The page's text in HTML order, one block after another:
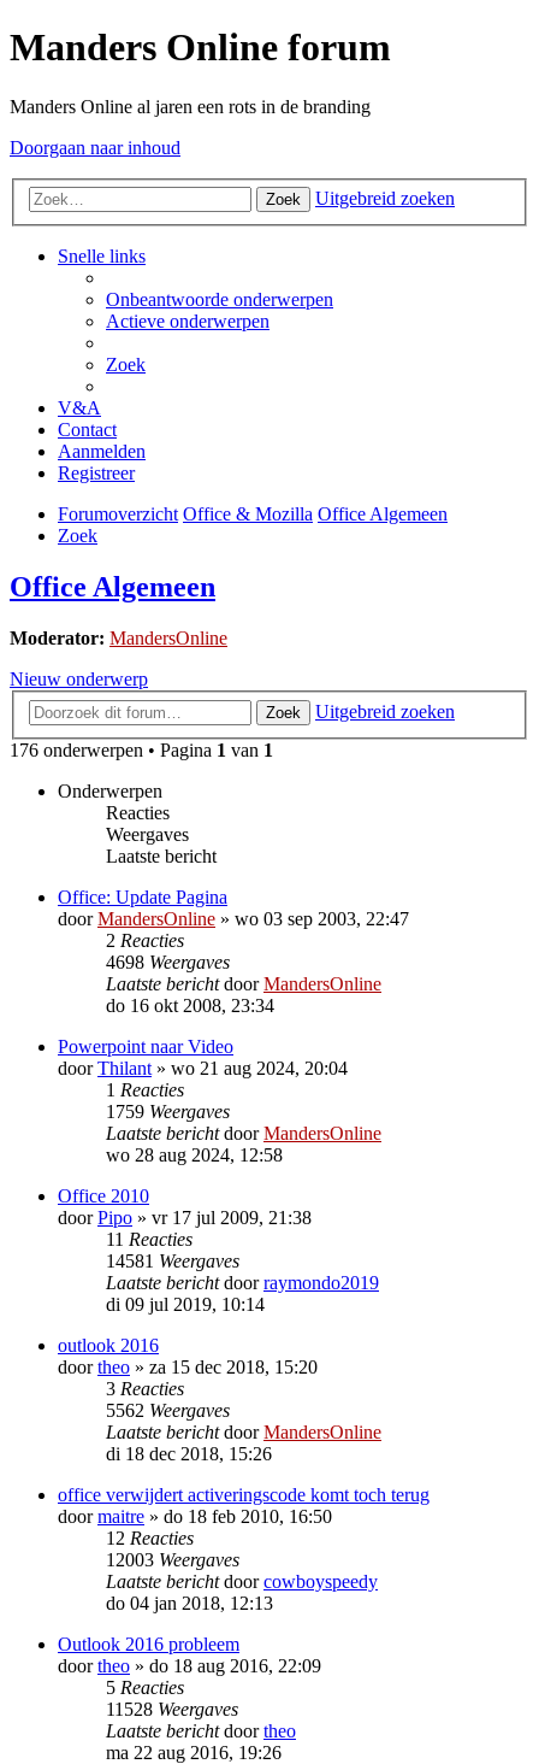
Manders Online forum
Manders Online al jaren een rots in de branding
Doorgaan naar inhoud
Zoek Uitgebreid zoeken
Snelle links
Onbeantwoorde onderwerpen
Actieve onderwerpen
Zoek
V&A
Contact
Aanmelden
Registreer
Forumoverzicht Office & Mozilla Office Algemeen
Zoek
Office Algemeen
Moderator: MandersOnline
Nieuw onderwerp
Zoek
Uitgebreid zoeken
176 onderwerpen • Pagina 1 van 1
Onderwerpen
Reacties
Weergaves
Laatste bericht
Office: Update Pagina
doorMandersOnline » wo 03 sep 2003, 22:47
2 Reacties
4698 Weergaves
Laatste berichtdoorMandersOnline
do 16 okt 2008, 23:34
Powerpoint naar Video
doorThilant » wo 21 aug 2024, 20:04
1 Reacties
1759 Weergaves
Laatste berichtdoorMandersOnline
wo 28 aug 2024, 12:58
Office 2010
doorPipo » vr 17 jul 2009, 21:38
11 Reacties
14581 Weergaves
Laatste berichtdoorraymondo2019
di 09 jul 2019, 10:14
outlook 2016
doortheo » za 15 dec 2018, 15:20
3 Reacties
5562 Weergaves
Laatste berichtdoorMandersOnline
di 18 dec 2018, 15:26
office verwijdert activeringscode komt toch terug
doormaitre » do 18 feb 2010, 16:50
12 Reacties
12003 Weergaves
Laatste berichtdoorcowboyspeedy
do 04 jan 2018, 12:13
Outlook 2016 probleem
doortheo » do 18 aug 2016, 22:09
5 Reacties
11528 Weergaves
Laatste berichtdoortheo
ma 22 aug 2016, 19:26